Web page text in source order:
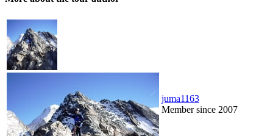
juma1163
Member since 2007